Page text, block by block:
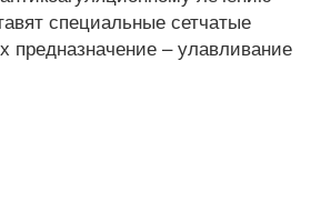
специальные сетчатые
предназначение – улавливание